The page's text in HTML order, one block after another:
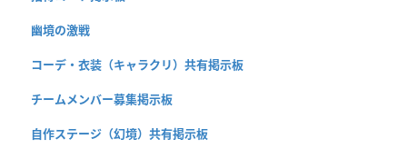
幽境の激戦
コーデ・衣装（キャラクリ）共有掲示板
チームメンバー募集掲示板
自作ステージ（幻境）共有掲示板